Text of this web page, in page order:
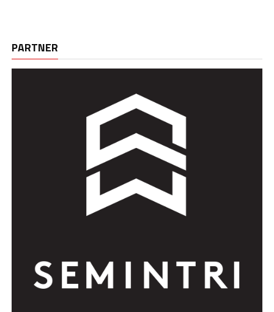
PARTNER